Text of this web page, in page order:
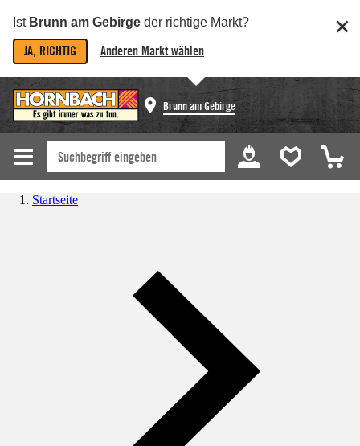
Ist Brunn am Gebirge der richtige Markt?
JA, RICHTIG Anderen Markt wählen
Brunn am Gebirge
Startseite